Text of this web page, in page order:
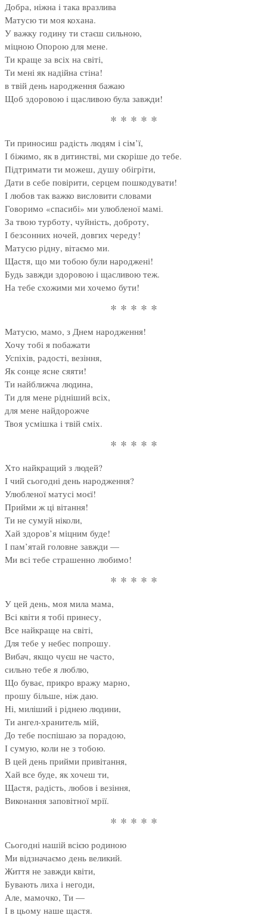
Добра, ніжна і така вразлива
Матусю ти моя кохана.
У важку годину ти стаєш сильною,
міцною Опорою для мене.
Ти краще за всіх на світі,
Ти мені як надійна стіна!
в твій день народження бажаю
Щоб здоровою і щасливою була завжди!
* * * * *
Ти приносиш радість людям і сім’ї,
І біжимо, як в дитинстві, ми скоріше до тебе.
Підтримати ти можеш, душу обігріти,
Дати в себе повірити, серцем пошкодувати!
І любов так важко висловити словами
Говоримо «спасибі» ми улюбленої мамі.
За твою турботу, чуйність, доброту,
І безсонних ночей, довгих череду!
Матусю рідну, вітаємо ми.
Щастя, що ми тобою були народжені!
Будь завжди здоровою і щасливою теж.
На тебе схожими ми хочемо бути!
* * * * *
Матусю, мамо, з Днем народження!
Хочу тобі я побажати
Успіхів, радості, везіння,
Як сонце ясне сяяти!
Ти найближча людина,
Ти для мене рідніший всіх,
для мене найдорожче
Твоя усмішка і твій сміх.
* * * * *
Хто найкращий з людей?
І чий сьогодні день народження?
Улюбленої матусі моєї!
Прийми ж ці вітання!
Ти не сумуй ніколи,
Хай здоров’я міцним буде!
І пам’ятай головне завжди —
Ми всі тебе страшенно любимо!
* * * * *
У цей день, моя мила мама,
Всі квіти я тобі принесу,
Все найкраще на світі,
Для тебе у небес попрошу.
Вибач, якщо чуєш не часто,
сильно тебе я люблю,
Що буває, прикро вражу марно,
прошу більше, ніж даю.
Ні, миліший і ріднею людини,
Ти ангел-хранитель мій,
До тебе поспішаю за порадою,
І сумую, коли не з тобою.
В цей день прийми привітання,
Хай все буде, як хочеш ти,
Щастя, радість, любов і везіння,
Виконання заповітної мрії.
* * * * *
Сьогодні нашій всією родиною
Ми відзначаємо день великий.
Життя не завжди квіти,
Бувають лиха і негоди,
Але, мамочко, Ти —
І в цьому наше щастя.